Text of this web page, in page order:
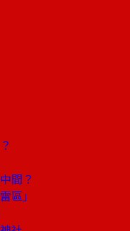
間？
區」